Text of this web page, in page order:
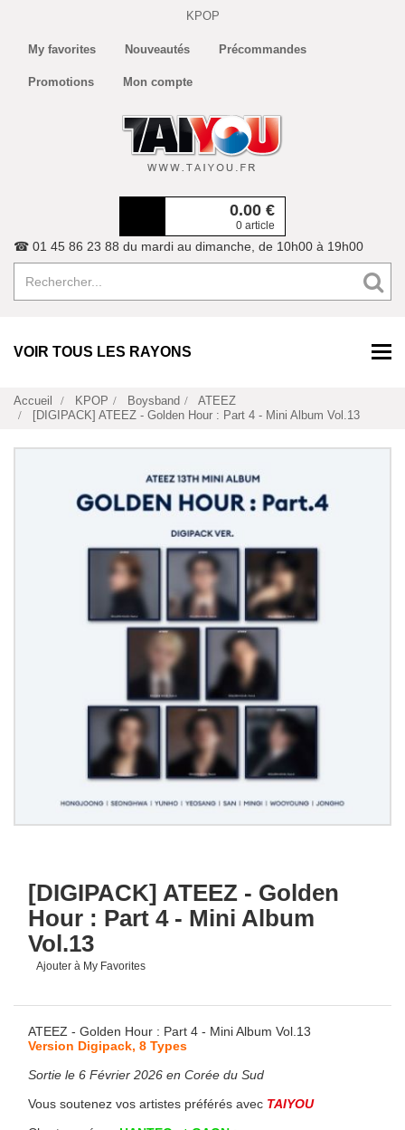
KPOP
My favorites Nouveautés Précommandes
Promotions Mon compte
0.00 €
0 article
☎ 01 45 86 23 88 du mardi au dimanche, de 10h00 à 19h00
VOIR TOUS LES RAYONS
Accueil KPOP Boysband
ATEEZ
[DIGIPACK] ATEEZ - Golden Hour : Part 4 - Mini Album Vol.13
[DIGIPACK] ATEEZ - Golden
Hour : Part 4 - Mini Album
Vol.13
Ajouter à My Favorites
ATEEZ - Golden Hour : Part 4 - Mini Album Vol.13
Version Digipack, 8 Types
Sortie le 6 Février 2026 en Corée du Sud
Vous soutenez vos artistes préférés avec TAIYOU